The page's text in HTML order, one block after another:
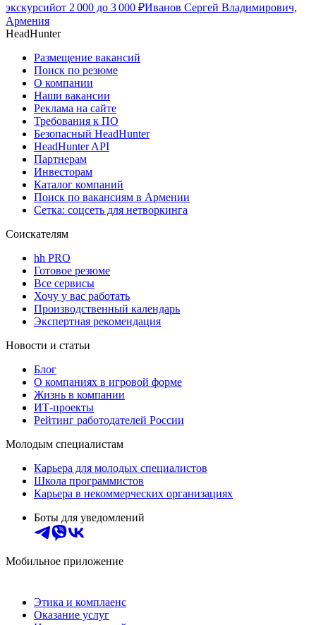
экскурсийот 2 000 до 3 000 ₽Иванов Сергей Владимирович,
Армения
HeadHunter
Размещение вакансий
Поиск по резюме
О компании
Наши вакансии
Реклама на сайте
Требования к ПО
Безопасный HeadHunter
HeadHunter API
Партнерам
Инвесторам
Каталог компаний
Поиск по вакансиям в Армении
Сетка: соцсеть для нетворкинга
Соискателям
hh PRO
Готовое резюме
Все сервисы
Хочу у вас работать
Производственный календарь
Экспертная рекомендация
Новости и статьи
Блог
О компаниях в игровой форме
Жизнь в компании
ИТ-проекты
Рейтинг работодателей России
Молодым специалистам
Карьера для молодых специалистов
Школа программистов
Карьера в некоммерческих организациях
Боты для уведомлений
Мобильное приложение
Этика и комплаенс
Оказание услуг